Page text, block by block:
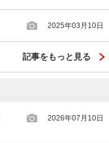
2025年03月10日
記事をもっと見る
2026年07月10日